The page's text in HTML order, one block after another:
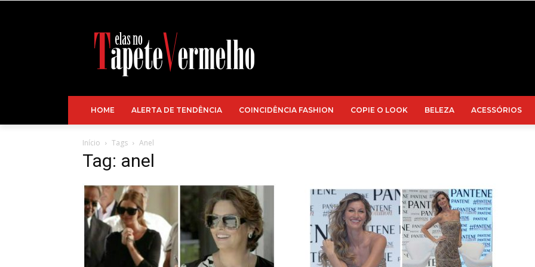
HOME ALERTA DE TENDÊNCIA COINCIDÊNCIA FASHION COPIE O LOOK BELEZA ACESSÓRIOS
Início Tags Anel
Tag: anel